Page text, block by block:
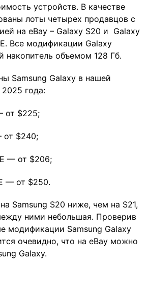
устройств. В качестве
лоты четырех продавцов с
на eBay – Galaxy S20 и Galaxy
Все модификации Galaxy
накопитель объемом 128 Гб.
Samsung Galaxy в нашей
года:
от $225;
от $240;
— от $206;
— от $250.
Samsung S20 ниже, чем на S21,
ними небольшая. Проверив
модификации Samsung Galaxy
очевидно, что на eBay можно
Galaxy.